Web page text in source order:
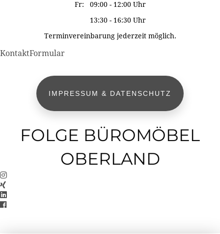
Fr: 09:00 - 12:00 Uhr
13:30 - 16:30 Uhr
Terminvereinbarung jederzeit möglich.
KontaktFormular
IMPRESSUM & DATENSCHUTZ
FOLGE BÜROMÖBEL
OBERLAND